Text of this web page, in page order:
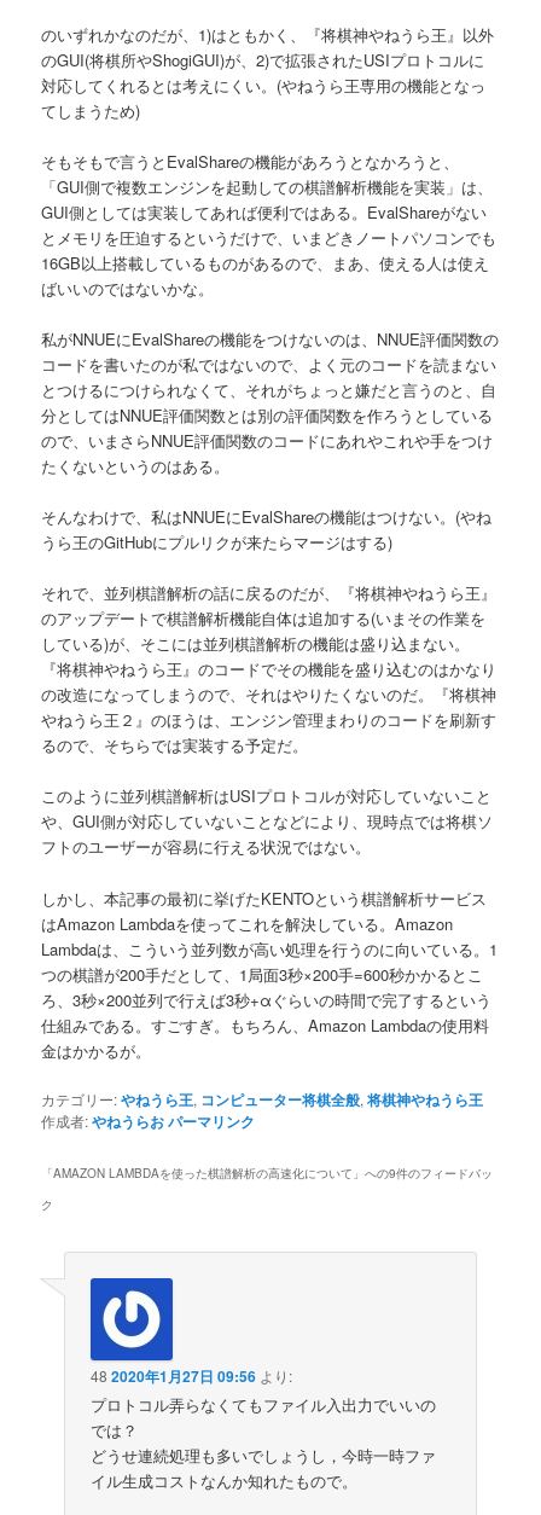
のいずれかなのだが、1)はともかく、『将棋神やねうら王』以外
のGUI(将棋所やShogiGUI)が、2)で拡張されたUSIプロトコルに
対応してくれるとは考えにくい。(やねうら王専用の機能となっ
てしまうため)
そもそもで言うとEvalShareの機能があろうとなかろうと、
「GUI側で複数エンジンを起動しての棋譜解析機能を実装」は、
GUI側としては実装してあれば便利ではある。EvalShareがない
とメモリを圧迫するというだけで、いまどきノートパソコンでも
16GB以上搭載しているものがあるので、まあ、使える人は使え
ばいいのではないかな。
私がNNUEにEvalShareの機能をつけないのは、NNUE評価関数の
コードを書いたのが私ではないので、よく元のコードを読まない
とつけるにつけられなくて、それがちょっと嫌だと言うのと、自
分としてはNNUE評価関数とは別の評価関数を作ろうとしている
ので、いまさらNNUE評価関数のコードにあれやこれや手をつけ
たくないというのはある。
そんなわけで、私はNNUEにEvalShareの機能はつけない。(やね
うら王のGitHubにプルリクが来たらマージはする)
それで、並列棋譜解析の話に戻るのだが、『将棋神やねうら王』
のアップデートで棋譜解析機能自体は追加する(いまその作業を
している)が、そこには並列棋譜解析の機能は盛り込まない。
『将棋神やねうら王』のコードでその機能を盛り込むのはかなり
の改造になってしまうので、それはやりたくないのだ。『将棋神
やねうら王２』のほうは、エンジン管理まわりのコードを刷新す
るので、そちらでは実装する予定だ。
このように並列棋譜解析はUSIプロトコルが対応していないこと
や、GUI側が対応していないことなどにより、現時点では将棋ソ
フトのユーザーが容易に行える状況ではない。
しかし、本記事の最初に挙げたKENTOという棋譜解析サービス
はAmazon Lambdaを使ってこれを解決している。Amazon
Lambdaは、こういう並列数が高い処理を行うのに向いている。1
つの棋譜が200手だとして、1局面3秒×200手=600秒かかるとこ
ろ、3秒×200並列で行えば3秒+αぐらいの時間で完了するという
仕組みである。すごすぎ。もちろん、Amazon Lambdaの使用料
金はかかるが。
カテゴリー:やねうら王, コンピューター将棋全般,将棋神やねうら王
作成者:やねうらおパーマリンク
「AMAZON LAMBDAを使った棋譜解析の高速化について 」への9件のフィードバッ
ク
48 2020年1月27日 09:56 より:
プロトコル弄らなくてもファイル入出力でいいの
では？
どうせ連続処理も多いでしょうし，今時一時ファ
イル生成コストなんか知れたもので。